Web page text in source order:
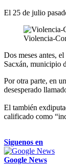
El 25 de julio
Violencia-
Dos meses antes,
Sacxán, municipio
Por otra parte, en
desesperado
El también
calificado como
Siguenos en
Google News